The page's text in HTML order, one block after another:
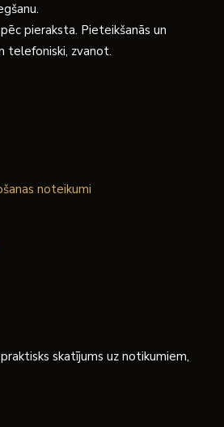
pieraksta. Pieteikšanās un
telefoniski, zvanot.
noteikumi
skatījums uz notikumiem,